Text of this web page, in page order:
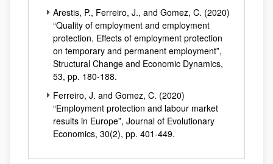
Arestis, P., Ferreiro, J., and Gomez, C. (2020)
“Quality of employment and employment
protection. Effects of employment protection
on temporary and permanent employment”,
Structural Change and Economic Dynamics,
53, pp. 180-188.
Ferreiro, J. and Gomez, C. (2020)
“Employment protection and labour market
results in Europe”, Journal of Evolutionary
Economics, 30(2), pp. 401-449.